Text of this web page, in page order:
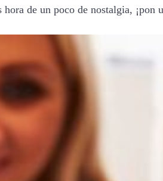
de un poco de nostalgia,